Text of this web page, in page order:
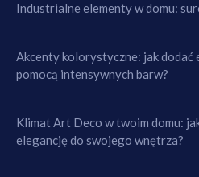
Industrialne elementy w domu:
Akcenty kolorystyczne: jak dodać
pomocą intensywnych barw?
Klimat Art Deco w twoim domu:
elegancję do swojego wnętrza?